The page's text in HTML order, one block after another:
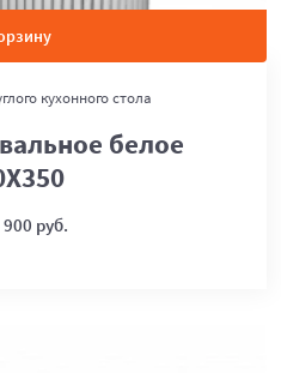
кухонного стола
белое
руб.